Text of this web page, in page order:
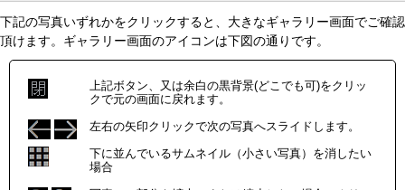
下記の写真いずれかをクリックすると、大きなギャラリー画面でご確認
頂けます。ギャラリー画面のアイコンは下図の通りです。
上記ボタン、又は余白の黒背景(どこでも可)をクリッ
クで元の画面に戻れます。
左右の矢印クリックで次の写真へスライドします。
下に並んでいるサムネイル（小さい写真）を消したい
場合